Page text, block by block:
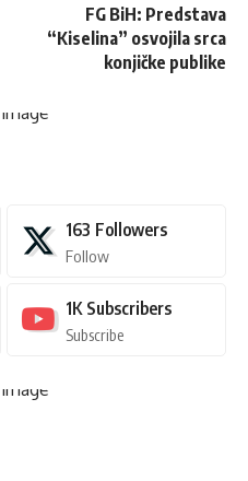
FG BiH: Predstava
“Kiselina” osvojila srca
konjičke publike
163 Followers
Follow
1K Subscribers
Subscribe